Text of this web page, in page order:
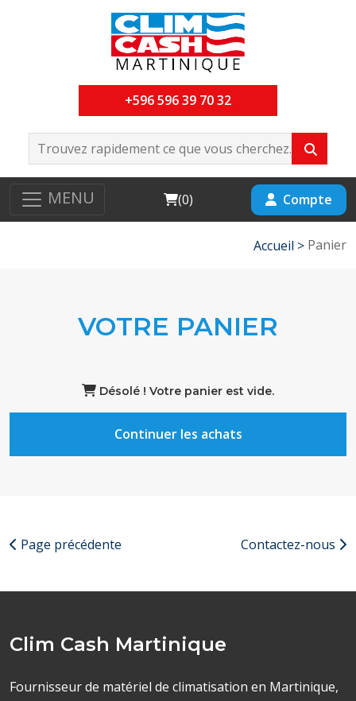
+596 596 39 70 32
MENU Cart
(0) Compte
Accueil > Panier
VOTRE PANIER
Désolé ! Votre panier est vide.
Continuer les achats
Page précédente Contactez-nous
Clim Cash Martinique
Fournisseur de matériel de climatisation en Martinique,